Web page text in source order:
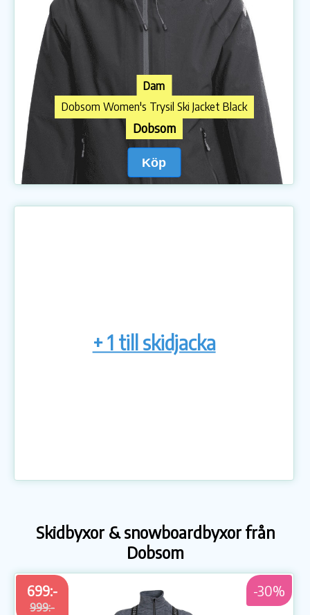
Dam
Dobsom Women's Trysil Ski Jacket Black
Dobsom
Köp
+ 1 till skidjacka
Skidbyxor & snowboardbyxor från
Dobsom
699:-
999:-
-30%